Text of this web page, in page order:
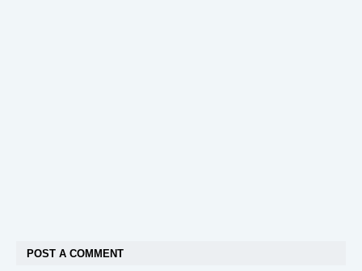
POST A COMMENT